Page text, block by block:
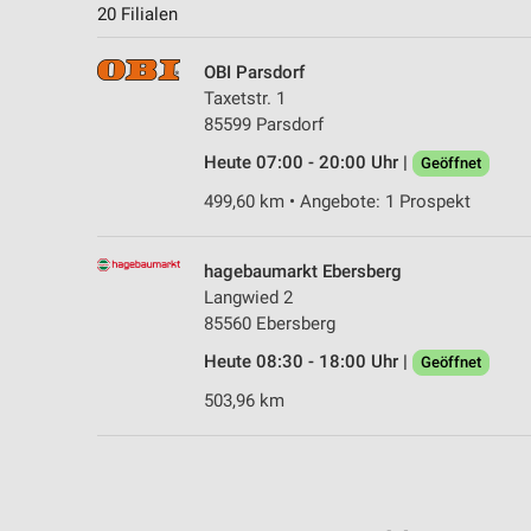
20 Filialen
OBI Parsdorf
Taxetstr. 1
85599 Parsdorf
Heute 07:00 - 20:00 Uhr |
Geöffnet
499,60 km • Angebote: 1 Prospekt
hagebaumarkt Ebersberg
Langwied 2
85560 Ebersberg
Heute 08:30 - 18:00 Uhr |
Geöffnet
503,96 km